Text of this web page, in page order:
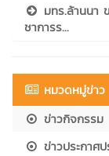
มทร.ล้านนา
ชาการร...
หมวดหมู่ข่าว
ข่าวกิจกรรม
ข่าวประกาศ